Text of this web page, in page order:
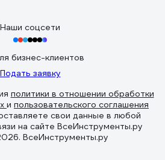
Наши соцсети
бизнес-клиентов
Подать заявку
политики в отношении обработки
и пользовательского соглашения
свои данные в любой
на сайте ВсеИнструменты.ру
ВсеИнструменты.ру